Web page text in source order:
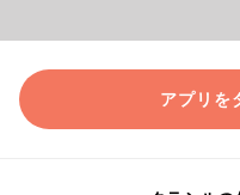
アプリを